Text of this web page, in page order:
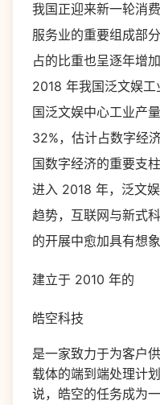
我国正迎来新一轮消
服务业的重要组成部
占的比重也呈逐年增
2018 年我国泛文娱工
国泛文娱中心工业产
32%，估计占数字经
国数字经济的重要支
进入 2018 年，泛文
趋势，互联网与新式
的开展中愈加具有想象
建立于 2010 年的
皓空科技
是一家致力于为客户
载体的端到端处理计
说，皓空的任务成为